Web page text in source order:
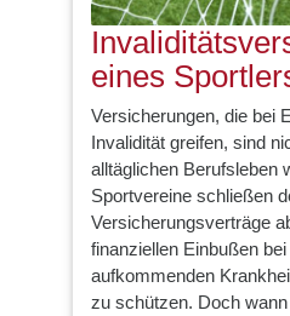
eines
Versicherungen, die bei
Invalidität greifen, sind
alltäglichen Berufsleben
Sportvereine schließen
Versicherungsverträge
finanziellen Einbußen
aufkommenden
zu schützen. Doch